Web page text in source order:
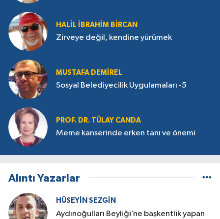
HALIL İBRAHIM BIRCAN
Zirveye değil, kendine yürümek
MUSTAFA DEMIREL
Sosyal Belediyecilik Uygulamaları -5
PROF. DR. TÜLAY CANDA
Meme kanserinde erken tanı ve önemi
Alıntı Yazarlar
HÜSEYIN SEZGIN
Aydınoğulları Beyliği’ne başkentlik yapan